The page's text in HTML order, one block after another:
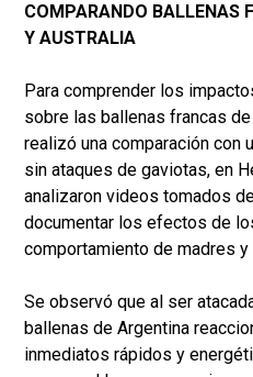
COMPARANDO BALLENAS
Y AUSTRALIA
Para comprender los
sobre las ballenas francas
realizó una comparación con
sin ataques de gaviotas, en
analizaron videos tomados
documentar los efectos de
comportamiento de madres y
Se observó que al ser
ballenas de Argentina
inmediatos rápidos y